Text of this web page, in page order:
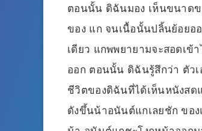
ตอนนั้น ดิฉันมอง เห็นขนาดข
ของ แก จนเนื้อนั้นปลิ้นย้อยอ
เดียว แกพพยายามจะสอดเข้
ออก ตอนนั้น ดิฉันรู้สึกว่า ตัว
ชีวิตของดิฉันที่ได้เห็นหนังสด
ดังขึ้นน้าอนันต์แกเลยชัก ของ